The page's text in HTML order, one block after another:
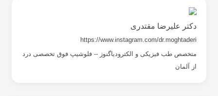
دکتر علیرضا مقتدری
https://www.instagram.com/dr.moghtaderi
متخصص طب فیزیکی و الکترودیاگنوز -- فلوشیپ فوق تخصصی درد
از آلمان